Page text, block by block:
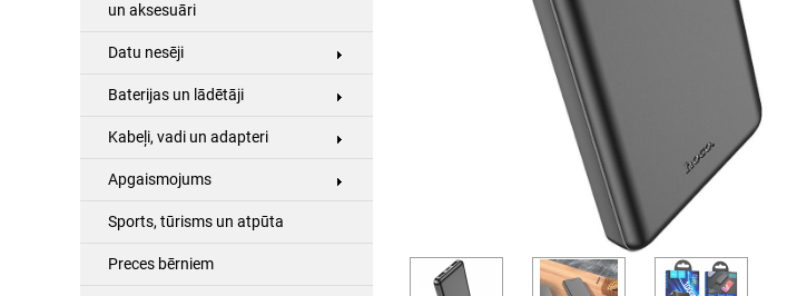
un aksesuāri
Datu nesēji
Baterijas un lādētāji
Kabeļi, vadi un adapteri
Apgaismojums
Sports, tūrisms un atpūta
Preces bērniem